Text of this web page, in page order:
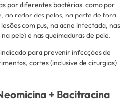
por diferentes bactérias, como por
ao redor dos pelos, na parte de fora
com pus, na acne infectada, nas
pele) e nas queimaduras de pele.
para prevenir infecções de
cortes (inclusive de cirurgias)
+ Bacitracina